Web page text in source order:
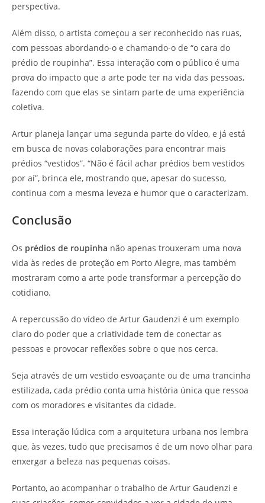
perspectiva.
Além disso, o artista começou a ser reconhecido nas ruas,
com pessoas abordando-o e chamando-o de “o cara do
prédio de roupinha”. Essa interação com o público é uma
prova do impacto que a arte pode ter na vida das pessoas,
fazendo com que elas se sintam parte de uma experiência
coletiva.
Artur planeja lançar uma segunda parte do vídeo, e já está
em busca de novas colaborações para encontrar mais
prédios “vestidos”. “Não é fácil achar prédios bem vestidos
por aí”, brinca ele, mostrando que, apesar do sucesso,
continua com a mesma leveza e humor que o caracterizam.
Conclusão
Os prédios de roupinha não apenas trouxeram uma nova
vida às redes de proteção em Porto Alegre, mas também
mostraram como a arte pode transformar a percepção do
cotidiano.
A repercussão do vídeo de Artur Gaudenzi é um exemplo
claro do poder que a criatividade tem de conectar as
pessoas e provocar reflexões sobre o que nos cerca.
Seja através de um vestido esvoaçante ou de uma trancinha
estilizada, cada prédio conta uma história única que ressoa
com os moradores e visitantes da cidade.
Essa interação lúdica com a arquitetura urbana nos lembra
que, às vezes, tudo que precisamos é de um novo olhar para
enxergar a beleza nas pequenas coisas.
Portanto, ao acompanhar o trabalho de Artur Gaudenzi e